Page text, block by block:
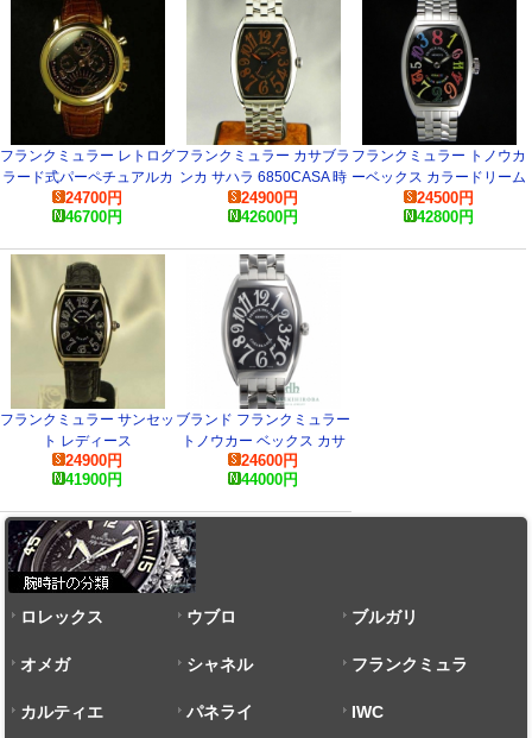
フランクミュラー レトログ
ラード式パーペチュアルカ
レンダー 7000QPE コピー
腕時計
24700円
46700円
フランクミュラー カサブラ
ンカ サハラ 6850CASA 時
計
24900円
42600円
フランクミュラー トノウカ
ーベックス カラードリーム
ス クレイジーアワーズ
5850CHCOLDREAMS コ
24500円
42800円
フランクミュラー サンセッ
ト レディース
1752QZSUN コピー 腕時
計
24900円
41900円
ブランド フランクミュラー
トノウカー ベックス カサ
ブランカFM 6850CASA コ
ピー 時計
24600円
44000円
ロレックス ウブロ ブルガリ
オメガ シャネル フランクミュラ
ー
カルティエ パネライ IWC